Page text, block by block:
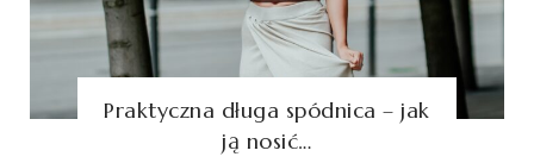
Praktyczna długa spódnica – jak
ją nosić…